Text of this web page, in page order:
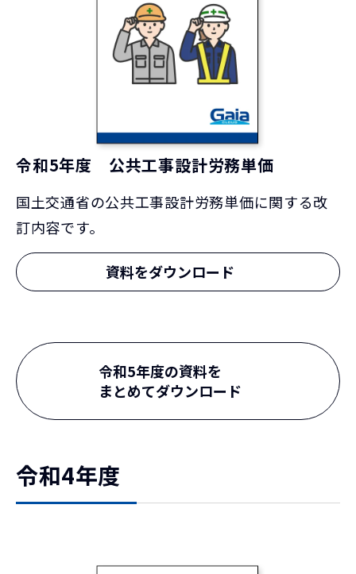
令和5年度 公共工事設計労務単価
国土交通省の公共工事設計労務単価に関する改
訂内容です。
資料をダウンロード
令和5年度の資料を
まとめてダウンロード
令和4年度